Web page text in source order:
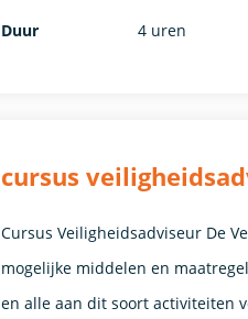
Duur
4 uren
cursus
Cursus Veiligheidsadviseur De
mogelijke middelen en
en alle aan dit soort activiteiten